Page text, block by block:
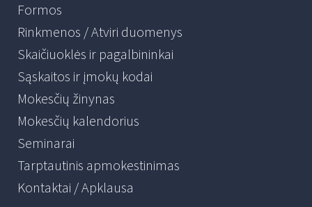
Formos
Rinkmenos / Atviri duomenys
Skaičiuoklės ir pagalbininkai
Sąskaitos ir įmokų kodai
Mokesčių žinynas
Mokesčių kalendorius
Seminarai
Tarptautinis apmokestinimas
Kontaktai / Apklausa